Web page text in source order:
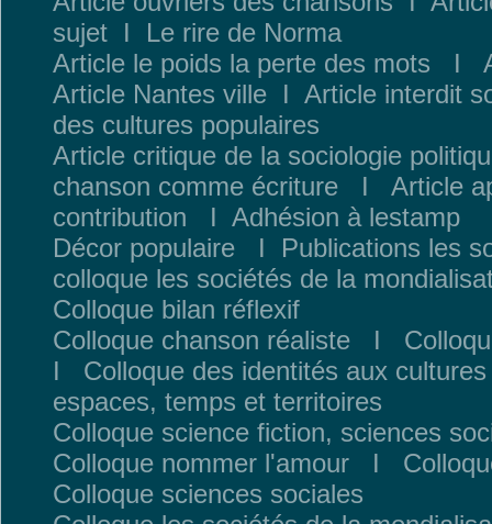
sujet I Le rire de Norma
Article le poids la perte des mots I
Article Nantes ville I Article interdit
des cultures populaires
Article critique de la sociologie
chanson comme écriture I Article
contribution I Adhésion à lestamp
Décor populaire I Publications les
colloque les sociétés de la
Colloque bilan réflexif
Colloque chanson réaliste I
I Colloque des identités aux cultures
espaces, temps et territoires
Colloque science fiction, sciences
Colloque nommer l'amour I
Colloque sciences sociales